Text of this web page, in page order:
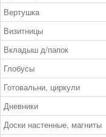
Вертушка
Визитницы
Вкладыш д/папок
Глобусы
Готовальни, циркули
Дневники
Доски настенные, магниты